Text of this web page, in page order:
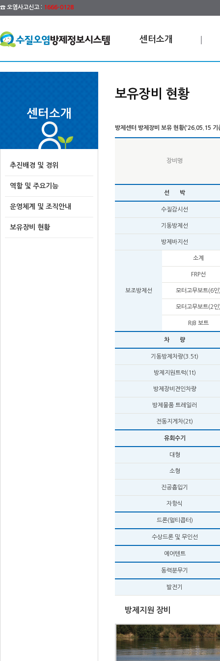
☎ 오염사고신고 : 1666-0128
센터소개
센터소개
추진배경 및 경위
역할 및 주요기능
운영체계 및 조직안내
보유장비 현황
보유장비 현황
방제센터 방제장비 보유 현황('26.05.15 기
장비명
선 박
수질감시선
기동방제선
방제바지선
보조방제선
소계
FRP선
모터고무보트(6인
모터고무보트(2인
RIB 보트
차 량
기동방제차량(3.5t)
방제지원트럭(1t)
방제장비견인차량
방제물품 트레일러
전동지게차(2t)
유회수기
대형
소형
진공흡입기
자항식
드론(멀티콥터)
수상드론 및 무인선
에어텐트
동력분무기
발전기
방제지원 장비